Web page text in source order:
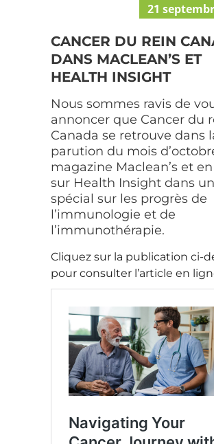
21
CANCER DU REIN
DANS MACLEAN’S ET
HEALTH INSIGHT
Nous sommes ravis de
annoncer que Cancer du
Canada se retrouve dans
parution du mois
magazine Maclean’s et
sur Health Insight dans
spécial sur les progrès de
l’immunologie et de
l’immunothérapie.
Cliquez sur la publication ci-
pour consulter l’article en